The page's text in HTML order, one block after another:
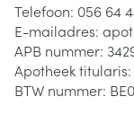
Telefoon: 056 64
E-mailadres:
APB nummer:
Apotheek titularis:
BTW nummer: